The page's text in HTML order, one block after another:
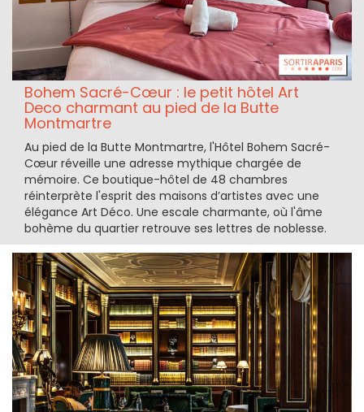
Bohem Sacré-Cœur : le petit hôtel Art
Deco charmant au pied de la Butte
Montmartre
Au pied de la Butte Montmartre, l'Hôtel Bohem Sacré-
Cœur réveille une adresse mythique chargée de
mémoire. Ce boutique-hôtel de 48 chambres
réinterprète l'esprit des maisons d’artistes avec une
élégance Art Déco. Une escale charmante, où l'âme
bohème du quartier retrouve ses lettres de noblesse.